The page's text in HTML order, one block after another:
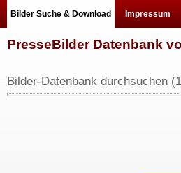
Bilder Suche & Download Impressum
PresseBilder Datenbank
Bilder-Datenbank durchsuchen